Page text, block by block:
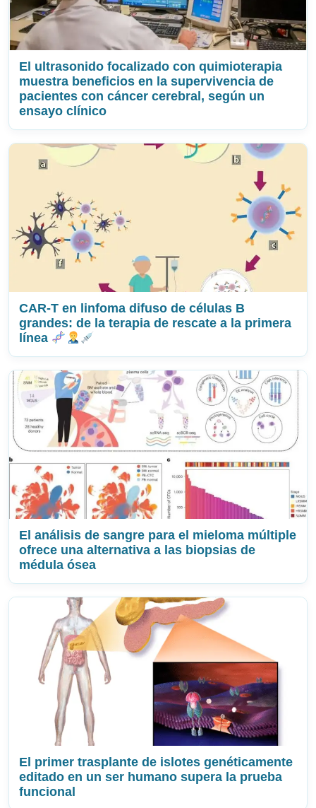
El ultrasonido focalizado con quimioterapia
muestra beneficios en la supervivencia de
pacientes con cáncer cerebral, según un
ensayo clínico
CAR-T en linfoma difuso de células B
grandes: de la terapia de rescate a la primera
línea
El análisis de sangre para el mieloma múltiple
ofrece una alternativa a las biopsias de
médula ósea
El primer trasplante de islotes genéticamente
editado en un ser humano supera la prueba
funcional